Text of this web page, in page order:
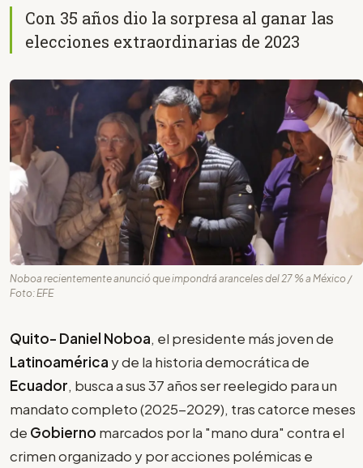
Con 35 años dio la sorpresa al ganar las
elecciones extraordinarias de 2023
Noboa recientemente anunció que impondrá aranceles del 27 % a México /
Foto: EFE
Quito- Daniel Noboa, el presidente más joven de
Latinoamérica y de la historia democrática de
Ecuador, busca a sus 37 años ser reelegido para un
mandato completo (2025-2029), tras catorce meses
de Gobierno marcados por la "mano dura" contra el
crimen organizado y por acciones polémicas e